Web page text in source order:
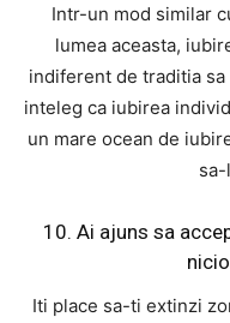
Intr-un mod similar
lumea aceasta,
indiferent de traditia
inteleg ca iubirea
un mare ocean de
10. Ai ajuns sa
Iti place sa-ti extinzi